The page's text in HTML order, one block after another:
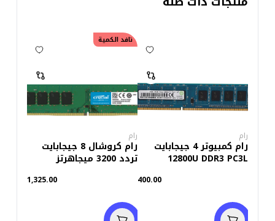
رام
رام كمبيوتر 4 جيجابايت
12800U DDR3 PC3L
400.00
نافد الكمية
رام
رام كروشال 8 جيجابايت
تردد 3200 ميجاهرتز
1,325.00